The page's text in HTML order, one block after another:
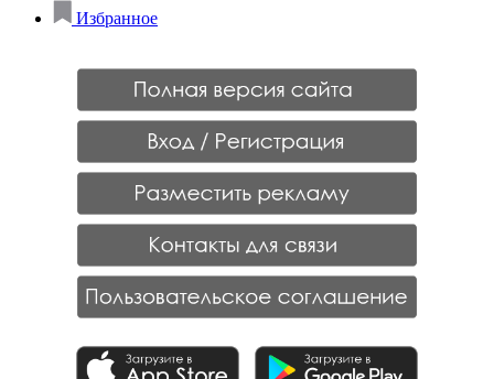
Избранное